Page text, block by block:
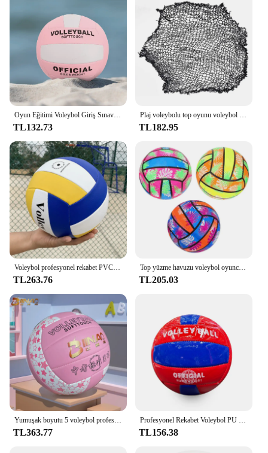
TL132.73 TL182.95
TL263.76
Top yüzme havuzu voleybol oyuncak plaj su şişme topları oyna çocuklar yaz oyuncaklar
TL205.03
TL363.77 TL156.38